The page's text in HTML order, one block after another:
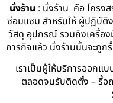
นั่งร้าน : นั่งร้าน คือ โครงส
ซ่อมแซม สำหรับให้ ผู้ปฏิบัติ
วัสดุ อุปกรณ์ รวมถึงเครื่อง
ภารกิจแล้ว นั่งร้านนั้นจะถูก
เราเป็นผู้ให้บริการออก
ตลอดจนรับติดตั้ง – รื้อ